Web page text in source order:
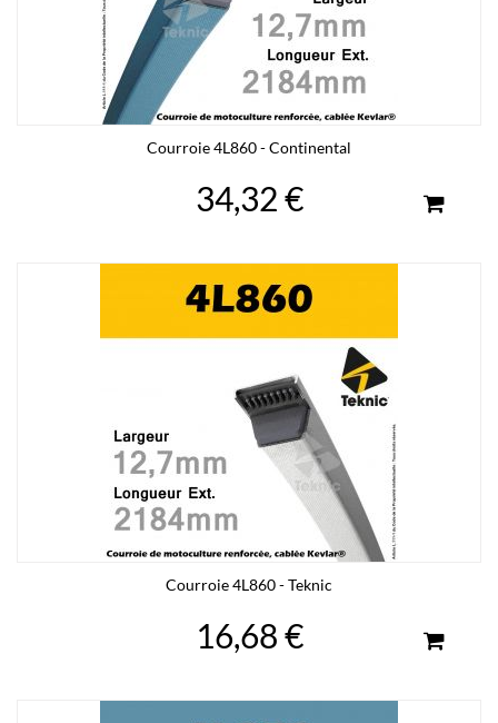
Courroie 4L860 - Continental
34,32 €
Courroie 4L860 - Teknic
16,68 €